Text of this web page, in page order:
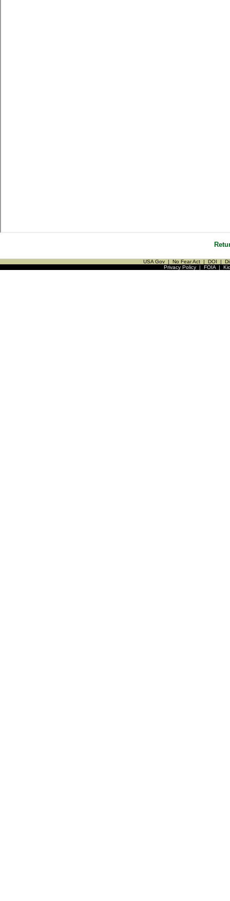
USA Gov | No Fear Act | DOI |
Privacy Policy| FOIA|